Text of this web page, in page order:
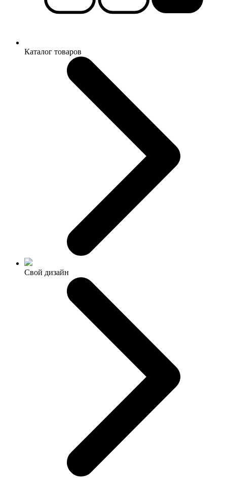
Каталог товаров
Свой дизайн